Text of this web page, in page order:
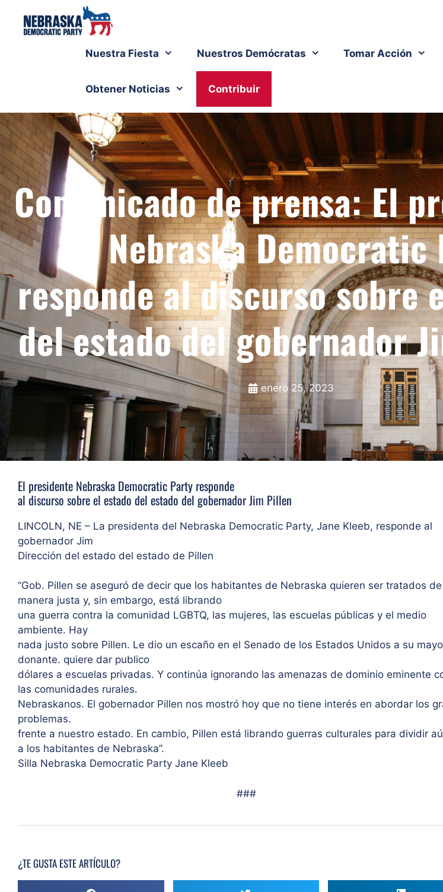
Nuestra Fiesta Nuestros Demócratas Tomar Acción
Obtener Noticias Contribuir
Comunicado de prensa: El
de Nebraska
responde al discurso sobre
del estado del gobernador
enero 25, 2023
El presidente Nebraska Democratic Party responde
al discurso sobre el estado del estado del gobernador Jim Pillen
LINCOLN, NE – La presidenta del Nebraska Democratic Party, Jane Kleeb, responde al
gobernador Jim
Dirección del estado del estado de Pillen
“Gob. Pillen se aseguró de decir que los habitantes de Nebraska quieren ser tratados de
manera justa y, sin embargo, está librando
una guerra contra la comunidad LGBTQ, las mujeres, las escuelas públicas y el medio
ambiente. Hay
nada justo sobre Pillen. Le dio un escaño en el Senado de los Estados Unidos a su
donante. quiere dar publico
dólares a escuelas privadas. Y continúa ignorando las amenazas de dominio eminente
las comunidades rurales.
Nebraskanos. El gobernador Pillen nos mostró hoy que no tiene interés en abordar los
problemas.
frente a nuestro estado. En cambio, Pillen está librando guerras culturales para dividir
a los habitantes de Nebraska”.
Silla Nebraska Democratic Party Jane Kleeb
###
¿TE GUSTA ESTE ARTÍCULO?